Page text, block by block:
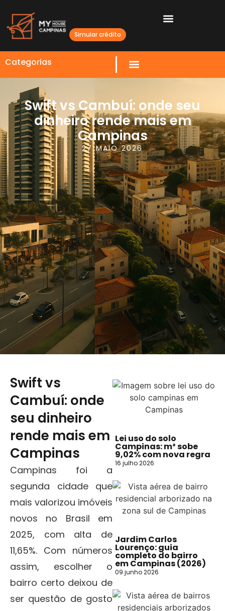
Simular crédito
Categorias
Swift vs Cambuí: onde seu
dinheiro rende mais em
Campinas
27 MAIO 2026
Swift vs
Cambuí: onde
seu dinheiro
rende mais em
Campinas
Campinas foi a
segunda cidade que
mais valorizou imóveis
novos no Brasil em
2025, com alta de
11,65%. Com números
assim, escolher o
bairro certo deixou de
ser questão de gosto
Lei uso do solo
Campinas: m² sobe
9,02% com nova regra
16 julho 2026
Jardim Carlos
Lourenço: guia
completo do bairro
em Campinas (2026)
09 junho 2026